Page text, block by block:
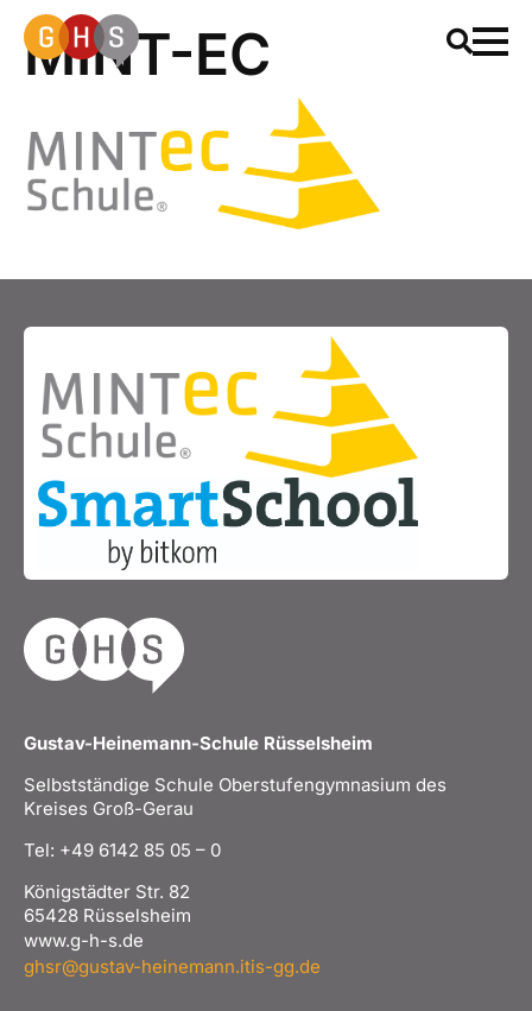
MINT-EC
Gustav-Heinemann-Schule Rüsselsheim
Selbstständige Schule Oberstufengymnasium des
Kreises Groß-Gerau
Tel: +49 6142 85 05 – 0
Königstädter Str. 82
65428 Rüsselsheim
www.g-h-s.de
ghsr@gustav-heinemann.itis-gg.de